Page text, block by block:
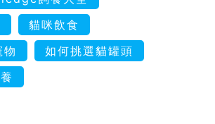
貓咪飲食
如何挑選貓罐頭